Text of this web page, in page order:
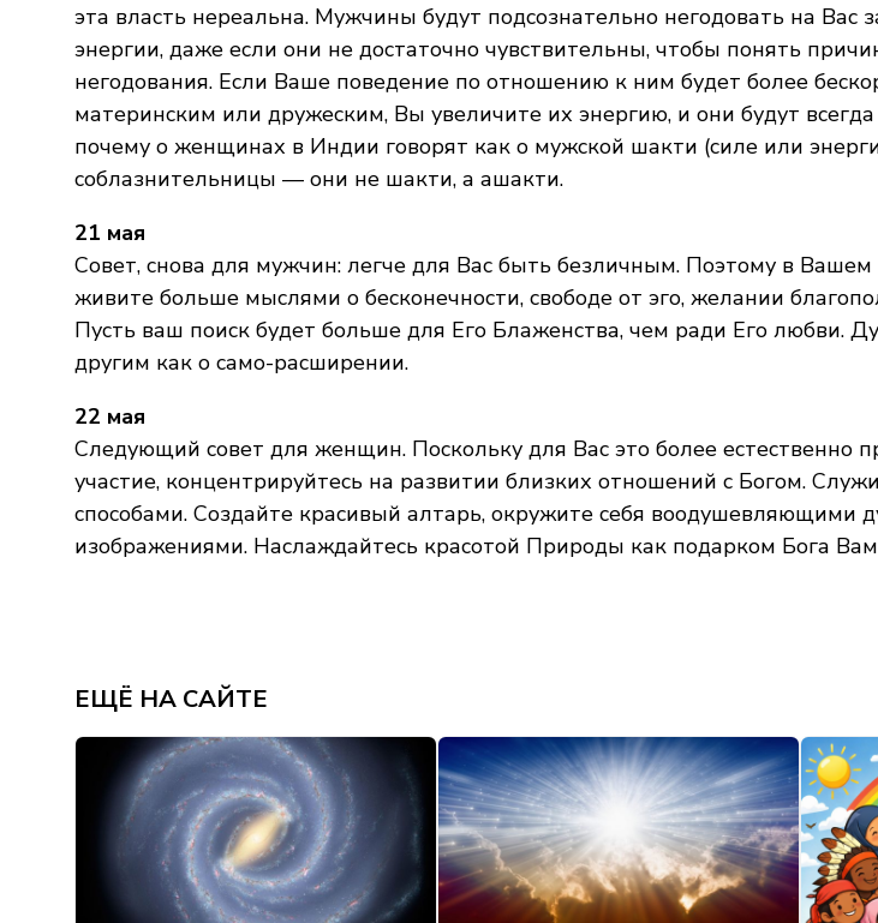
эта власть нереальна. Мужчины будут подсознательно негодовать на Вас
энергии, даже если они не достаточно чувствительны, чтобы понять
негодования. Если Ваше поведение по отношению к ним будет более
материнским или дружеским, Вы увеличите их энергию, и они будут
почему о женщинах в Индии говорят как о мужской шакти (силе или
соблазнительницы — они не шакти, а ашакти.
21 мая
Совет, снова для мужчин: легче для Вас быть безличным. Поэтому в Вашем
живите больше мыслями о бесконечности, свободе от эго, желании
Пусть ваш поиск будет больше для Его Блаженства, чем ради Его любви.
другим как о само-расширении.
22 мая
Следующий совет для женщин. Поскольку для Вас это более естественно
участие, концентрируйтесь на развитии близких отношений с Богом.
способами. Создайте красивый алтарь, окружите себя воодушевляющими
изображениями. Наслаждайтесь красотой Природы как подарком Бога
ЕЩЁ НА САЙТЕ